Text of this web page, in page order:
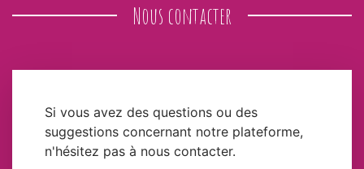
Nous contacter
Si vous avez des questions ou des
suggestions concernant notre plateforme,
n'hésitez pas à nous contacter.